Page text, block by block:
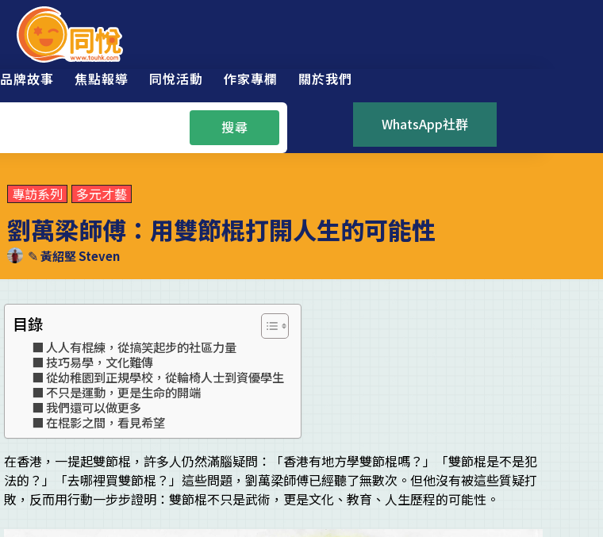
品牌故事 焦點報導 同悅活動 作家專欄 關於我們
搜尋 WhatsApp社群
專訪系列 多元才藝
劉萬梁師傅：用雙節棍打開人生的可能性
✎黃紹堅 Steven
目錄
人人有棍練，從搞笑起步的社區力量
技巧易學，文化難傳
從幼稚園到正規學校，從輪椅人士到資優學生
不只是運動，更是生命的開端
我們還可以做更多
在棍影之間，看見希望
在香港，一提起雙節棍，許多人仍然滿腦疑問：「香港有地方學雙節棍嗎？」「雙節棍是不是犯
法的？」「去哪裡買雙節棍？」這些問題，劉萬梁師傅已經聽了無數次。但他沒有被這些質疑打
敗，反而用行動一步步證明：雙節棍不只是武術，更是文化、教育、人生歷程的可能性。